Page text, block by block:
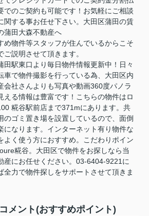
でのご契約も可能です！お気軽にご相談
関する事お任せ下さい。大田区蒲田の賃
蒲田大森不動産へ
め物件等スタッフが住んでいるからこそ
ご説明させて頂きます。
田駅東口より毎日物件情報更新中！日々
車で物件撮影を行っている為、大田区内
会社さんよりも写真や動画360度パノラ
える情報は豊富です！こちらの物件はロ
糀谷駅前店まで371mにあります。共
のゴミ置き場を設置しているので、面倒
になります。インターネット有り物件な
よく使う方におすすめ。こだわりポイン
糀谷。大田区で物件をお探しなら当
産にお任せください。03-6404-9221に
全力で物件探しをサポートさせて頂きま
メント(おすすめポイント)